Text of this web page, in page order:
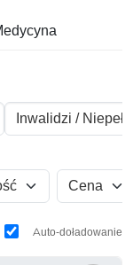
Inwalidzi /
Cena
Auto-doładowanie